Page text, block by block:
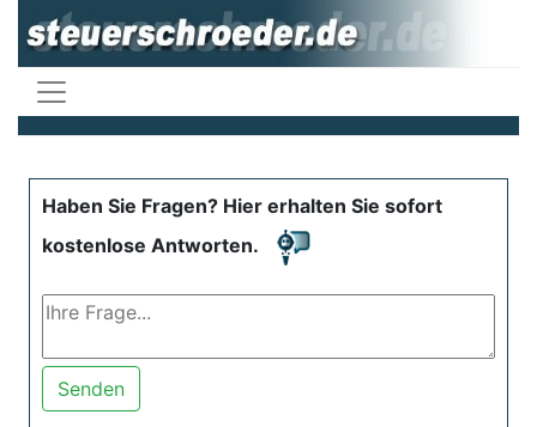
Haben Sie Fragen? Hier erhalten Sie sofort
kostenlose Antworten.
Senden